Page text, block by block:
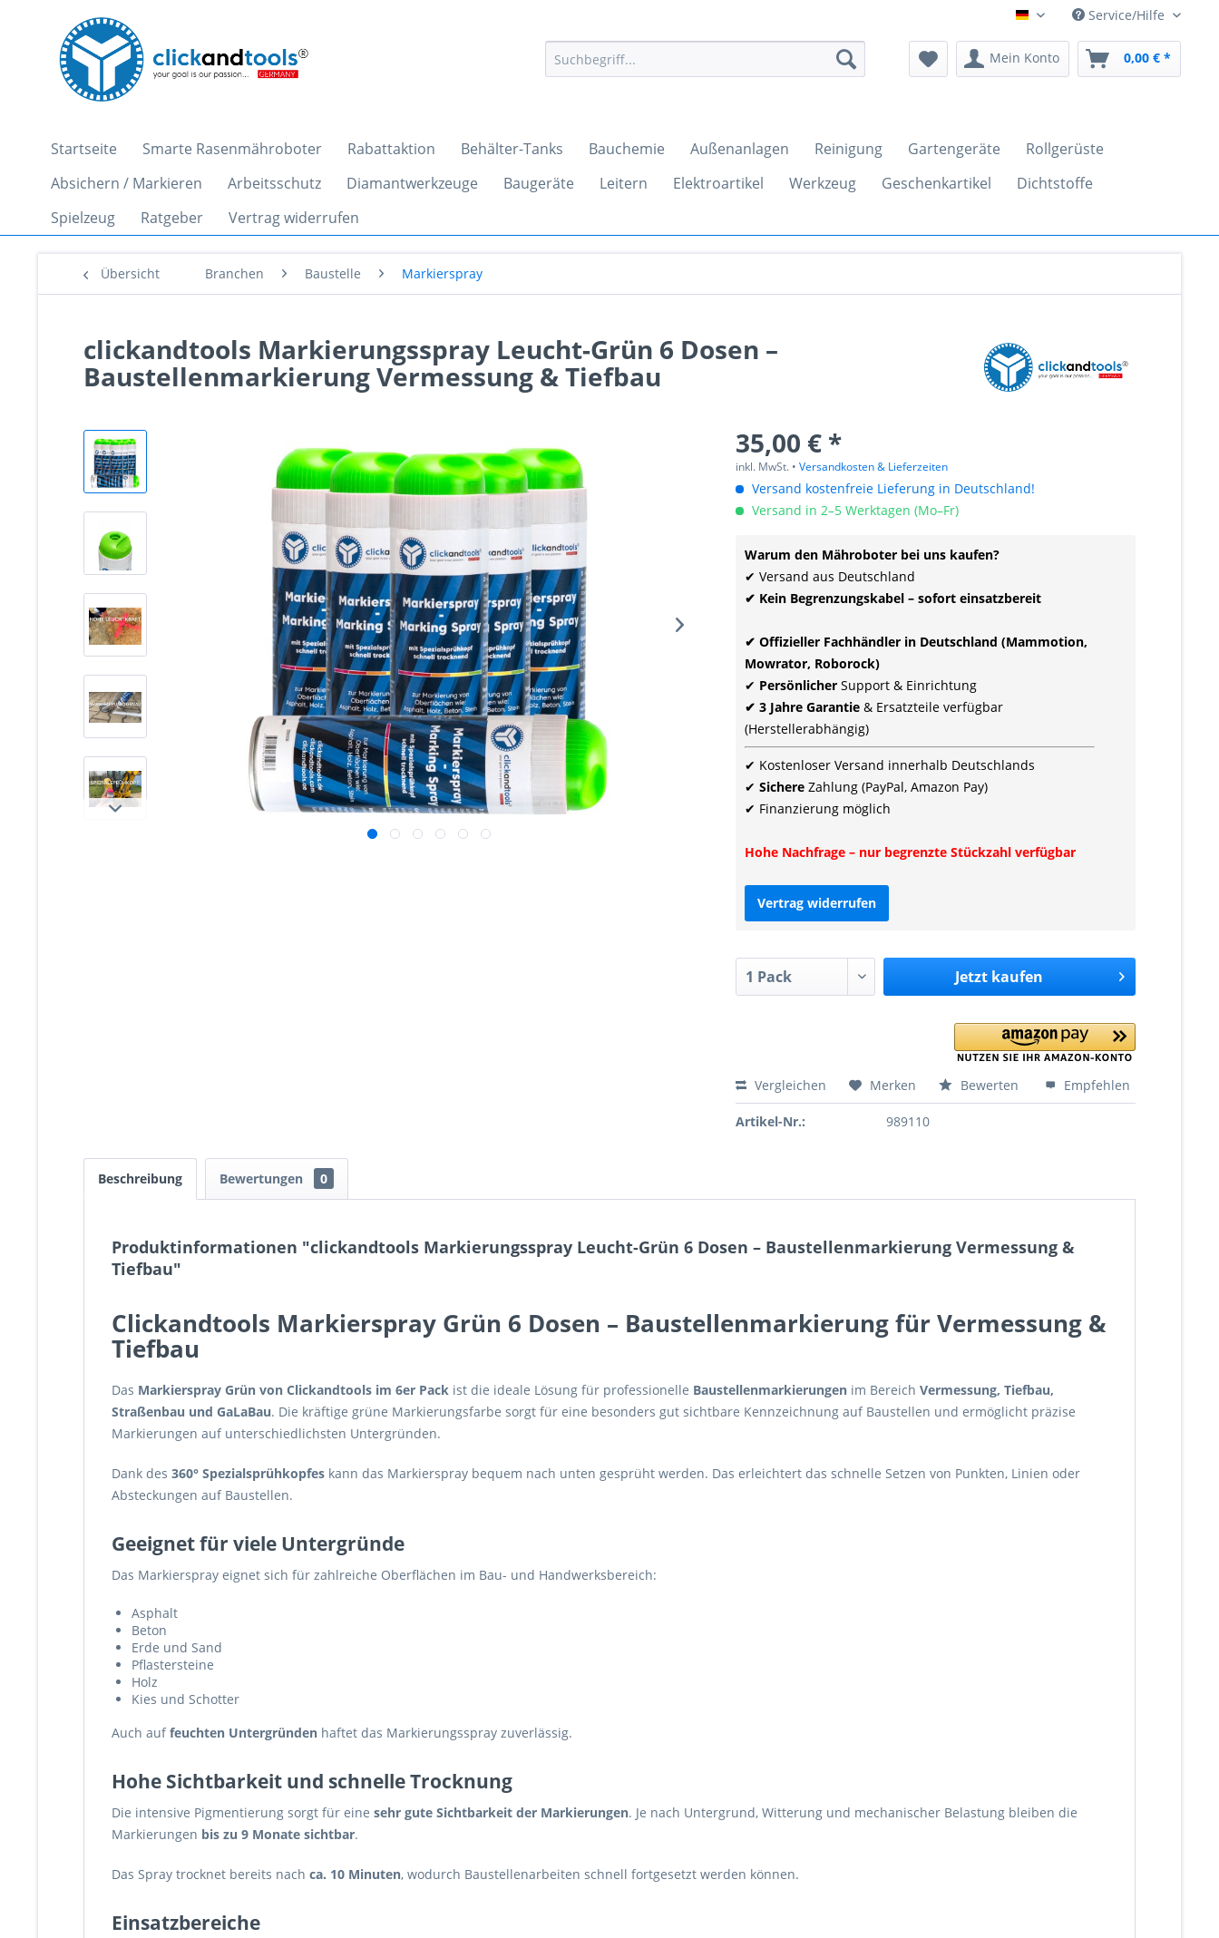
clickandtools.deService/Hilfe
Mein Konto 0,00 € *
Startseite Smarte Rasenmähroboter Rabattaktion Behälter-Tanks Bauchemie Außenanlagen Reinigung Gartengeräte
Rollgerüste
Absichern / Markieren
Arbeitsschutz Diamantwerkzeuge Baugeräte Leitern Elektroartikel Werkzeug Geschenkartikel
Dichtstoffe
Spielzeug
Ratgeber Vertrag widerrufen
Übersicht Branchen Baustelle Markierspray
clickandtools Markierungsspray Leucht-Grün 6 Dosen –
Baustellenmarkierung Vermessung & Tiefbau
35,00 € *
inkl. MwSt. •Versandkosten & Lieferzeiten
Versand kostenfreie Lieferung in Deutschland!
Versand in 2–5 Werktagen (Mo–Fr)
Warum den Mähroboter bei uns kaufen?
✔ Versand aus Deutschland
✔ Kein Begrenzungskabel – sofort einsatzbereit
✔ Offizieller Fachhändler in Deutschland (Mammotion,
Mowrator, Roborock)
✔ PersönlicherSupport & Einrichtung
✔ 3 Jahre Garantie & Ersatzteile verfügbar
(Herstellerabhängig)
✔ Kostenloser Versand innerhalb Deutschlands
✔SichereZahlung (PayPal, Amazon Pay)
✔ Finanzierung möglich
Hohe Nachfrage – nur begrenzte Stückzahl verfügbar
Vertrag widerrufen
Jetzt kaufen
Vergleichen Merken Bewerten Empfehlen
Artikel-Nr.: 989110
Beschreibung Bewertungen 0
Produktinformationen "clickandtools Markierungsspray Leucht-Grün 6 Dosen – Baustellenmarkierung Vermessung &
Tiefbau"
Clickandtools Markierspray Grün 6 Dosen – Baustellenmarkierung für Vermessung &
Tiefbau
Das Markierspray Grün von Clickandtools im 6er Pack ist die ideale Lösung für professionelle Baustellenmarkierungen im Bereich Vermessung, Tiefbau,
Straßenbau und GaLaBau. Die kräftige grüne Markierungsfarbe sorgt für eine besonders gut sichtbare Kennzeichnung auf Baustellen und ermöglicht präzise
Markierungen auf unterschiedlichsten Untergründen.
Dank des 360° Spezialsprühkopfes kann das Markierspray bequem nach unten gesprüht werden. Das erleichtert das schnelle Setzen von Punkten, Linien oder
Absteckungen auf Baustellen.
Geeignet für viele Untergründe
Das Markierspray eignet sich für zahlreiche Oberflächen im Bau- und Handwerksbereich:
Asphalt
Beton
Erde und Sand
Pflastersteine
Holz
Kies und Schotter
Auch auffeuchten Untergründen haftet das Markierungsspray zuverlässig.
Hohe Sichtbarkeit und schnelle Trocknung
Die intensive Pigmentierung sorgt für eine sehr gute Sichtbarkeit der Markierungen. Je nach Untergrund, Witterung und mechanischer Belastung bleiben die
Markierungen bis zu 9 Monate sichtbar.
Das Spray trocknet bereits nach ca. 10 Minuten, wodurch Baustellenarbeiten schnell fortgesetzt werden können.
Einsatzbereiche